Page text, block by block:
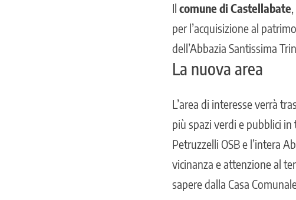
Il comune di Castellabate
per l’acquisizione al
dell’Abbazia Santissima
La nuova area
L’area di interesse verrà
più spazi verdi e pubblici
Petruzzelli OSB e l’intera
vicinanza e attenzione al
sapere dalla Casa